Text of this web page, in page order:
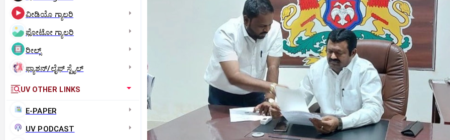
ವೀಡಿಯೊ ಗ್ಯಾಲರಿ
ಫೋಟೋ ಗ್ಯಾಲರಿ
ರೀಲ್ಸ್
ಫ್ಯಾಶನ್/ಲೈಫ್‌ ಸ್ಟೈಲ್
UV OTHER LINKS
E-PAPER
UV PODCAST